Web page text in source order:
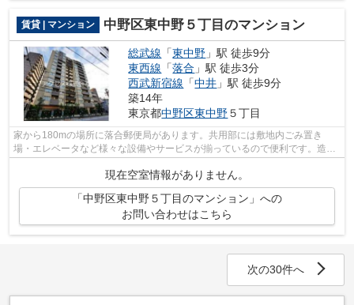
賃貸 | マンション 中野区東中野５丁目のマンション
総武線 「東中野 」駅 徒歩9分
東西線 「落合 」駅 徒歩3分
西武新宿線 「中井 」駅 徒歩9分
築14年
東京都中野区東中野５丁目
家から180mの場所に落合郵便局があります。共用部には敷地内ごみ置き
場・エレベータなど様々な設備やサービスが揃っているので便利です。造り
現在空室情報がありません。
「中野区東中野５丁目のマンション」への
お問い合わせはこちら
次の30件へ